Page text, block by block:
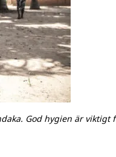
God hygien är viktigt